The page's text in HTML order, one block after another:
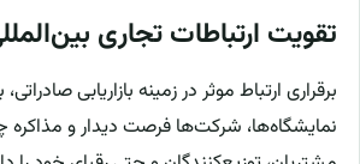
تقویت ارتباطات تجاری
برقراری ارتباط موثر در زمینه بازاریابی
نمايشگاه‌ها، شرکت‌ها فرصت دیدار و مذاکره